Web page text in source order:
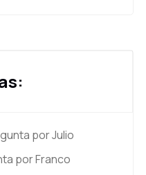
por Julio
por Franco